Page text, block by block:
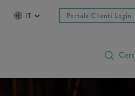
IT Portale Clienti Login